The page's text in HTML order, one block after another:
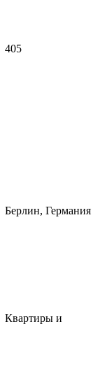
405
Берлин, Германия
Квартиры и